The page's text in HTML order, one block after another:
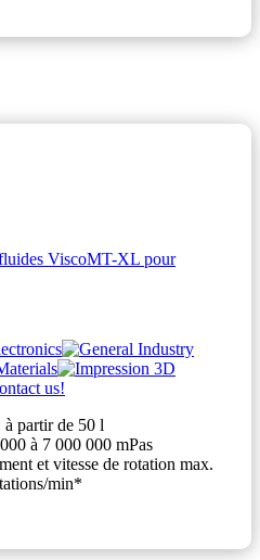
partir de 50 l
à 7 000 000 mPas
et vitesse de rotation max.
min*